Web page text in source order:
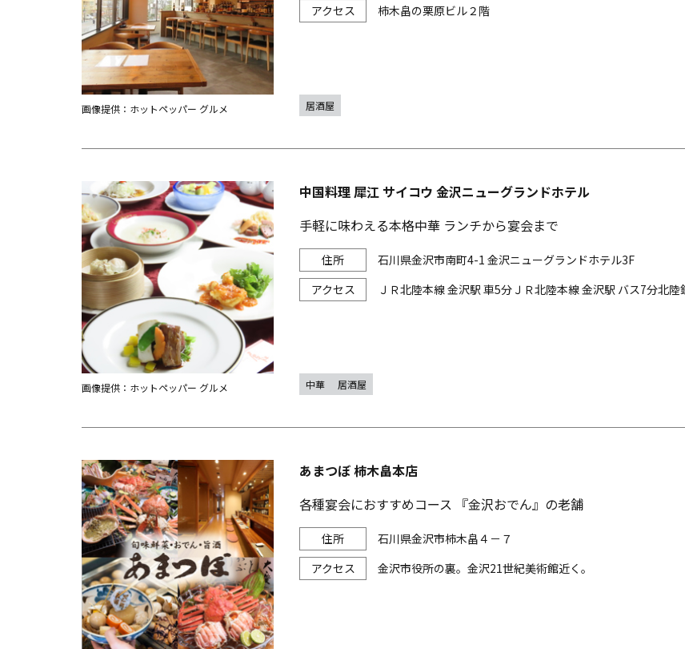
柿木畠の栗原ビル２階
画像提供：ホットペッパー グルメ 居酒屋
中国料理 犀江 サイコウ 金沢ニューグランドホテル
手軽に味わえる本格中華 ランチから宴会まで
石川県金沢市南町4-1 金沢ニューグランドホテル3F
ＪＲ北陸本線 金沢駅 車5分ＪＲ北陸本線 金沢駅 バス7分北
画像提供：ホットペッパー グルメ 中華 居酒屋
あまつぼ 柿木畠本店
各種宴会におすすめコース 『金沢おでん』の老舗
石川県金沢市柿木畠４－７
金沢市役所の裏。金沢21世紀美術館近く。